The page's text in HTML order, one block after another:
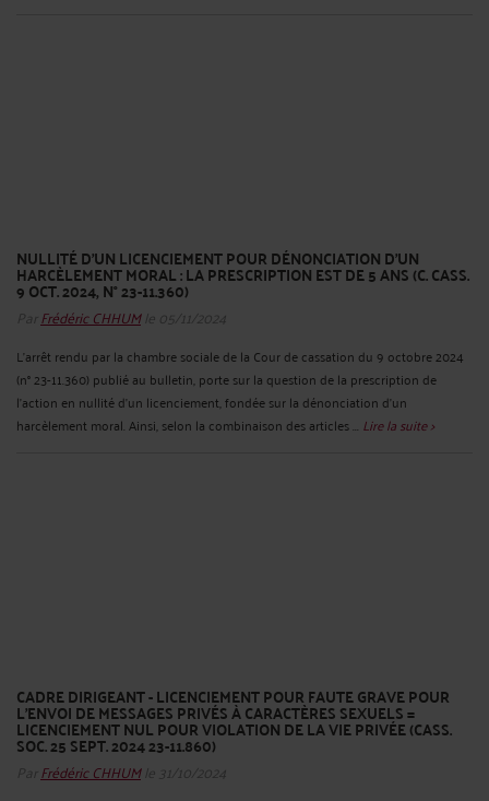
NULLITÉ D’UN LICENCIEMENT POUR DÉNONCIATION D’UN
HARCÈLEMENT MORAL : LA PRESCRIPTION EST DE 5 ANS (C. CASS.
9 OCT. 2024, N° 23-11.360)
Par Frédéric CHHUMle 05/11/2024
L’arrêt rendu par la chambre sociale de la Cour de cassation du 9 octobre 2024
(n° 23-11.360) publié au bulletin, porte sur la question de la prescription de
l’action en nullité d’un licenciement, fondée sur la dénonciation d’un
harcèlement moral. Ainsi, selon la combinaison des articles ... Lire la suite >
CADRE DIRIGEANT - LICENCIEMENT POUR FAUTE GRAVE POUR
L’ENVOI DE MESSAGES PRIVÉS À CARACTÈRES SEXUELS =
LICENCIEMENT NUL POUR VIOLATION DE LA VIE PRIVÉE (CASS.
SOC. 25 SEPT. 2024 23-11.860)
Par Frédéric CHHUMle 31/10/2024